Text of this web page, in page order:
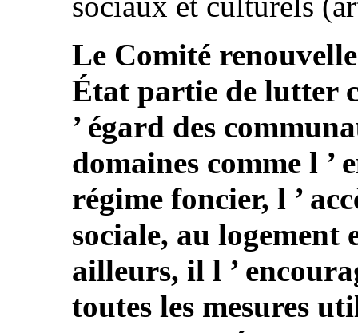
Le Comité
État partie de lutter
’ égard des
domaines comme l ’
régime foncier, l ’
sociale, au logement
ailleurs, il l ’
toutes les mesures